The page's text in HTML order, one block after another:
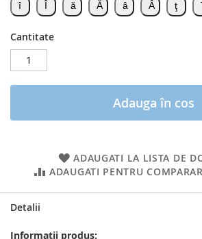
Cantitate
Adauga în cos
ADAUGATI LA LISTA DE
ADAUGATI PENTRU
Detalii
Informatii produs: